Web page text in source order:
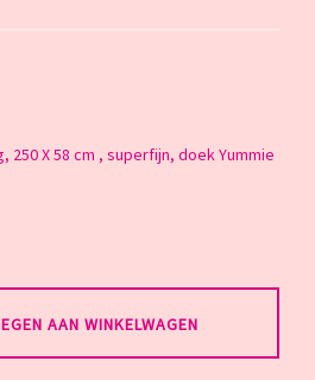
250 X 58 cm , superfijn, doek Yummie
AAN WINKELWAGEN